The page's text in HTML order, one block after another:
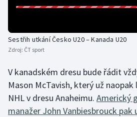
Sestřih utkání Česko U20 – Kanada U20
Zdroj: ČT sport
V kanadském dresu bude řádit
Mason McTavish, který už
NHL v dresu Anaheimu. Americký
manažer John Vanbiesbrouck pak